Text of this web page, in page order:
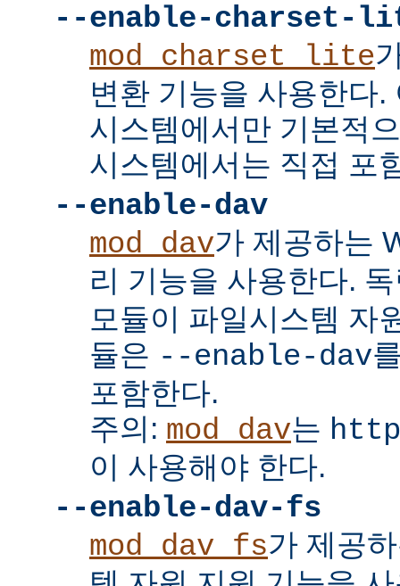
--enable-charset-
mod_charset_lite
변환 기능을 사용한다
시스템에서만 기본적
시스템에서는 직접 포
--enable-dav
mod_dav가 제공하는
리 기능을 사용한다.
모듈이 파일시스템 자
듈은 --enable-dav
포함한다.
주의: mod_dav는 http
이 사용해야 한다.
--enable-dav-fs
mod_dav_fs가 제공